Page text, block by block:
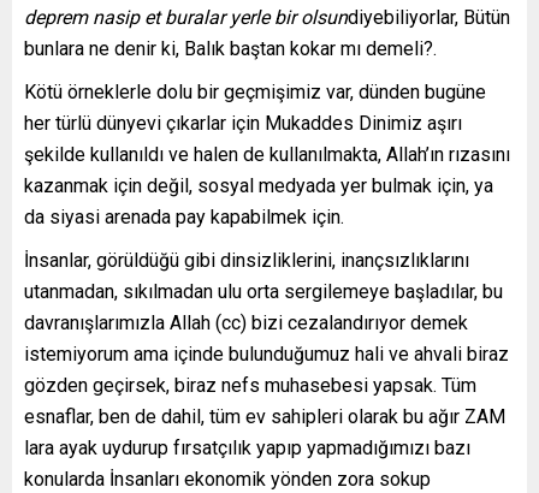
deprem nasip et buralar yerle bir olsundiyebiliyorlar, Bütün
bunlara ne denir ki, Balık baştan kokar mı demeli?.
Kötü örneklerle dolu bir geçmişimiz var, dünden bugüne
her türlü dünyevi çıkarlar için Mukaddes Dinimiz aşırı
şekilde kullanıldı ve halen de kullanılmakta, Allah’ın rızasını
kazanmak için değil, sosyal medyada yer bulmak için, ya
da siyasi arenada pay kapabilmek için.
İnsanlar, görüldüğü gibi dinsizliklerini, inançsızlıklarını
utanmadan, sıkılmadan ulu orta sergilemeye başladılar, bu
davranışlarımızla Allah (cc) bizi cezalandırıyor demek
istemiyorum ama içinde bulunduğumuz hali ve ahvali biraz
gözden geçirsek, biraz nefs muhasebesi yapsak. Tüm
esnaflar, ben de dahil, tüm ev sahipleri olarak bu ağır ZAM
lara ayak uydurup fırsatçılık yapıp yapmadığımızı bazı
konularda İnsanları ekonomik yönden zora sokup